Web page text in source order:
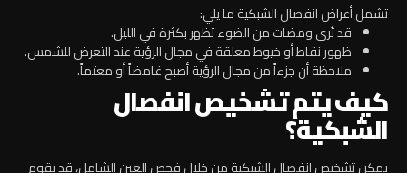
تشمل أعراض انفصال الشبكية ما يلي:
قد تُرى ومضات من الضوء تظهر بكثرة في الليل.
ظهور نقاط أو خيوط معلقة في مجال الرؤية عند التعرض للشمس.
ملاحظة أن جزءاً من مجال الرؤية أصبح غامضاً أو معتماً.
كيف يتم تشخيص انفصال
الشبكية؟
يمكن تشخيص انفصال الشبكية من خلال فحص العين الشامل، قد يقوم